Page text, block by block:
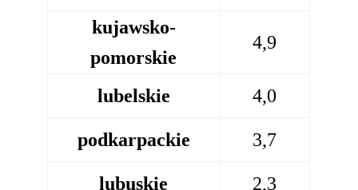
kujawsko-
pomorskie
4,9
lubelskie 4,0
podkarpackie 3,7
lubuskie 2,3